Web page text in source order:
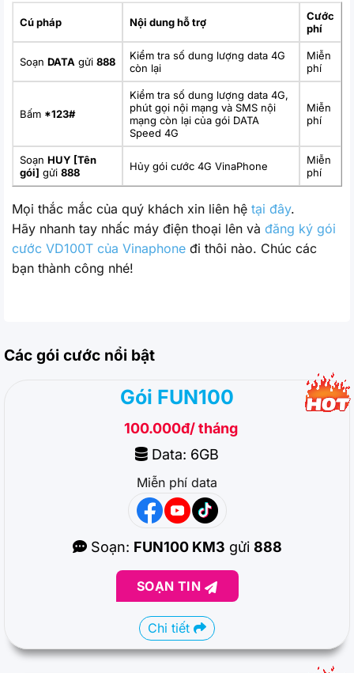
Cú pháp Nội dung hỗ trợ
Cước
phí
Soạn DATA gửi 888
Kiểm tra số dung lượng data 4G
còn lại
Miễn
phí
Bấm *123#
Kiểm tra số dung lượng data 4G,
phút gọi nội mạng và SMS nội
mạng còn lại của gói DATA
Speed 4G
Miễn
phí
Soạn HUY [Tên
gói] gửi 888 Hủy gói cước 4G VinaPhone
Miễn
phí
Mọi thắc mắc của quý khách xin liên hệ tại đây.
Hãy nhanh tay nhấc máy điện thoại lên và đăng ký gói
cước VD100T của Vinaphone đi thôi nào. Chúc các
bạn thành công nhé!
Các gói cước nổi bật
Gói FUN100
100.000đ/ tháng
Data: 6GB
Miễn phí data
Soạn: FUN100 KM3 gửi 888
SOẠN TIN
Chi tiết